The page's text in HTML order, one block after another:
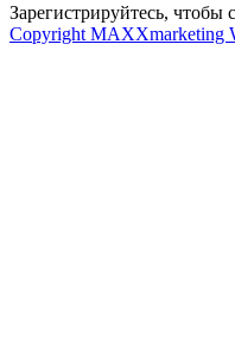
Зарегистрируйтесь, чтобы
Copyright MAXXmarketing